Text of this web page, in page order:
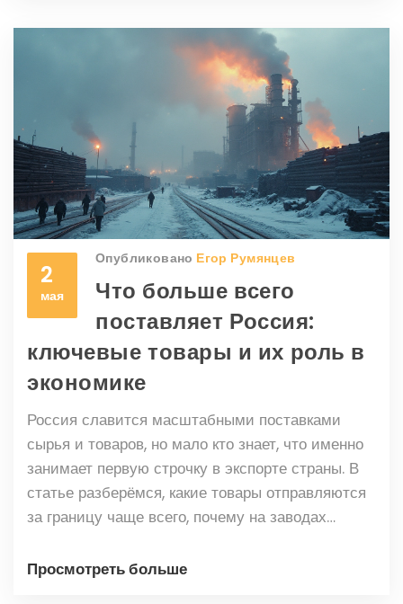
2
мая
Опубликовано Егор Румянцев
Что больше всего
поставляет Россия:
ключевые товары и их роль в
экономике
Россия славится масштабными поставками
сырья и товаров, но мало кто знает, что именно
занимает первую строчку в экспорте страны. В
статье разберёмся, какие товары отправляются
за границу чаще всего, почему на заводах
экономику страны. Узнаешь интересные детали
Просмотреть больше